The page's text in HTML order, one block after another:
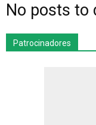
No posts to
Patrocinadores